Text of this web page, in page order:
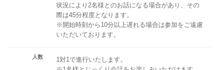
状況により2名様とのお話になる場合があり、その
際は45分程度となります。
※開始時刻から10分以上遅れる場合は参加をご遠慮
いただいております。
人数
1対1で進行いたします。